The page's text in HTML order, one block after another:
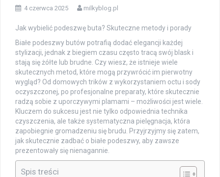
4 czerwca 2025 milkyblog.pl
Jak wybielić podeszwę buta? Skuteczne metody i porady
Białe podeszwy butów potrafią dodać elegancji każdej
stylizacji, jednak z biegiem czasu często tracą swój blask i
stają się żółte lub brudne. Czy wiesz, że istnieje wiele
skutecznych metod, które mogą przywrócić im pierwotny
wygląd? Od domowych trików z wykorzystaniem octu i sody
oczyszczonej, po profesjonalne preparaty, które skutecznie
radzą sobie z uporczywymi plamami – możliwości jest wiele.
Kluczem do sukcesu jest nie tylko odpowiednia technika
czyszczenia, ale także systematyczna pielęgnacja, która
zapobiegnie gromadzeniu się brudu. Przyjrzyjmy się zatem,
jak skutecznie zadbać o białe podeszwy, aby zawsze
prezentowały się nienagannie.
Spis treści